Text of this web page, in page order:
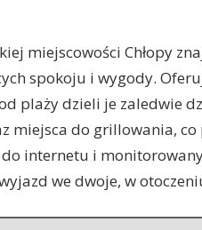
miejscowości Chłopy
spokoju i wygody.
plaży dzieli je zaledwie
miejsca do grillowania,
internetu i
we dwoje, w